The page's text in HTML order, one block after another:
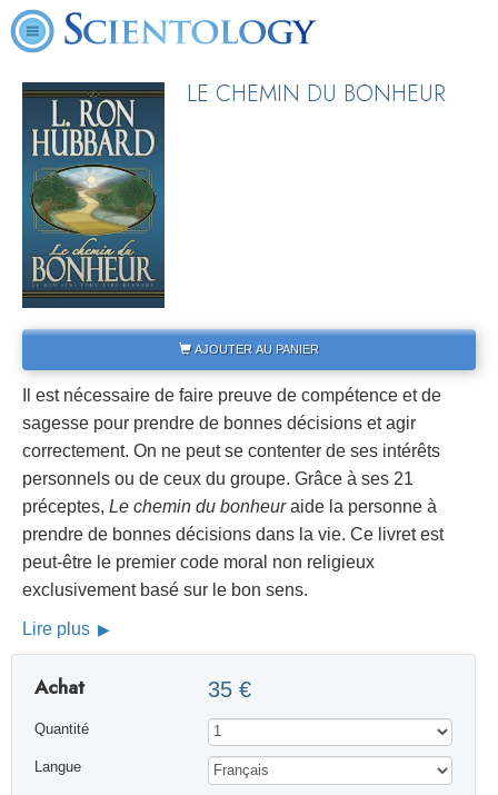
LE CHEMIN DU BONHEUR
AJOUTER AU PANIER
Il est nécessaire de faire preuve de compétence et de
sagesse pour prendre de bonnes décisions et agir
correctement. On ne peut se contenter de ses intérêts
personnels ou de ceux du groupe. Grâce à ses 21
préceptes, Le chemin du bonheuraide la personne à
prendre de bonnes décisions dans la vie. Ce livret est
peut-être le premier code moral non religieux
exclusivement basé sur le bon sens.
Lire plus
Achat 35 €
Quantité
Langue